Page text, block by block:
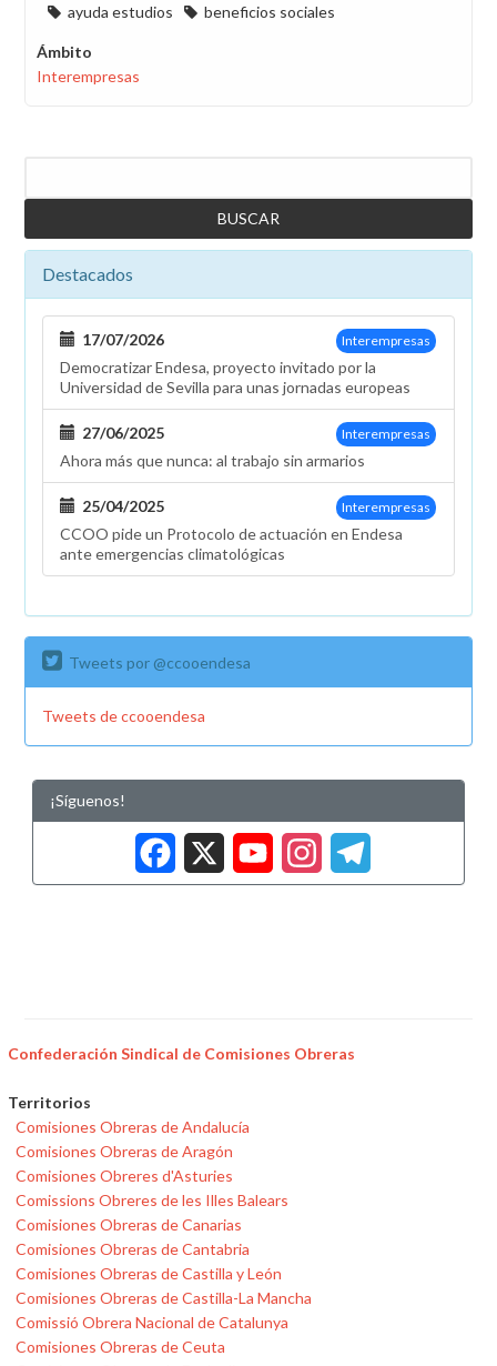
ayuda estudios
beneficios sociales
Ámbito
Interempresas
Destacados
Interempresas
17/07/2026
Democratizar Endesa, proyecto invitado por la
Universidad de Sevilla para unas jornadas europeas
Interempresas
27/06/2025
Ahora más que nunca: al trabajo sin armarios
Interempresas
25/04/2025
CCOO pide un Protocolo de actuación en Endesa
ante emergencias climatológicas
Tweets por @ccooendesa
Tweets de ccooendesa
¡Síguenos!
Facebook
X
Confederación Sindical de Comisiones Obreras
Territorios
Comisiones Obreras de Andalucía
Comisiones Obreras de Aragón
Comisiones Obreres d'Asturies
Comissions Obreres de les Illes Balears
Comisiones Obreras de Canarias
Comisiones Obreras de Cantabria
Comisiones Obreras de Castilla y León
Comisiones Obreras de Castilla-La Mancha
Comissió Obrera Nacional de Catalunya
Comisiones Obreras de Ceuta